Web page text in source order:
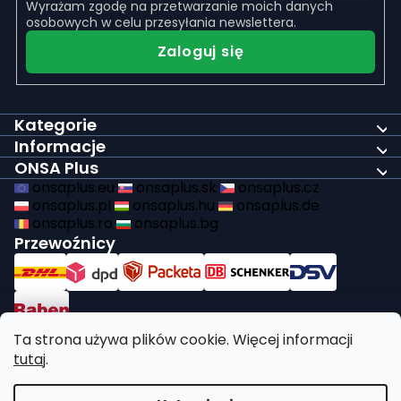
Ta strona używa plików cookie. Więcej informacji
tutaj.
Wyrażam zgodę na przetwarzanie moich danych
osobowych w celu przesyłania newslettera.
Zaloguj się
Kategorie
Informacje
ONSA Plus
onsaplus.eu onsaplus.sk
onsaplus.cz
onsaplus.pl
onsaplus.hu
onsaplus.de
onsaplus.ro
onsaplus.bg
Przewoźnicy
Płatności